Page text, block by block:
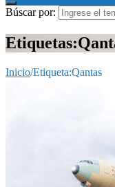
Búscar por:
Inicio/Etiqueta:Qantas